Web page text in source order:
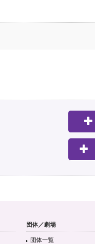
団体／劇場
団体一覧